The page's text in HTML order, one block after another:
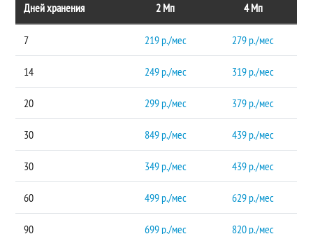
Дней хранения 2 Мп 4 Мп
7 219 р./мес 279 р./мес
14 249 р./мес 319 р./мес
20 299 р./мес 379 р./мес
30 849 р./мес 439 р./мес
30 349 р./мес 439 р./мес
60 499 р./мес 629 р./мес
90 699 р./мес 820 р./мес